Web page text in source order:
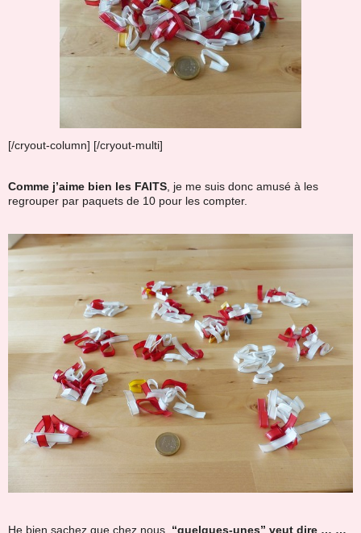
[/cryout-column] [/cryout-multi]
Comme j’aime bien les FAITS , je me suis donc amusé à les
regrouper par paquets de 10 pour les compter.
He bien sachez que chez nous, “quelques-unes” veut dire … …